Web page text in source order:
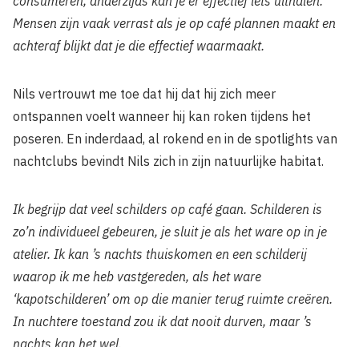
Mensen zijn vaak verrast als je op café plannen maakt en
achteraf blijkt dat je die effectief waarmaakt.
Nils vertrouwt me toe dat hij dat hij zich meer
ontspannen voelt wanneer hij kan roken tijdens het
poseren. En inderdaad, al rokend en in de spotlights van
nachtclubs bevindt Nils zich in zijn natuurlijke habitat.
Ik begrijp dat veel schilders op café gaan. Schilderen is
zo’n individueel gebeuren, je sluit je als het ware op in je
atelier. Ik kan ’s nachts thuiskomen en een schilderij
waarop ik me heb vastgereden, als het ware
‘kapotschilderen’ om op die manier terug ruimte creëren.
In nuchtere toestand zou ik dat nooit durven, maar ’s
nachts kan het wel.